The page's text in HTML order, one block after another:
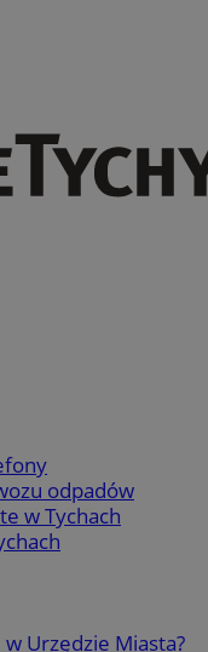
odpadów
w Tychach
w Urzędzie Miasta?